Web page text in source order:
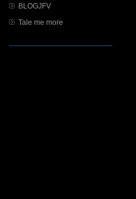
BLOGJFV
Tale me more